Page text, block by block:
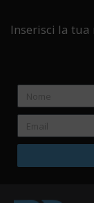
Inserisci la